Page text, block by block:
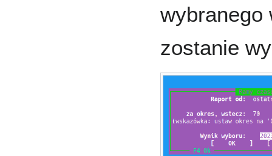
wybranego
zostanie